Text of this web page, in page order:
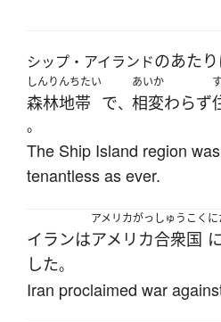
シップ・アイランドのあたり
しんりんちたい
森林地帯 で、
あいか
相変わらず
。
The Ship Island region
tenantless as ever.
イランは
アメリカがっしゅうこく
アメリカ合衆国
した。
Iran proclaimed war